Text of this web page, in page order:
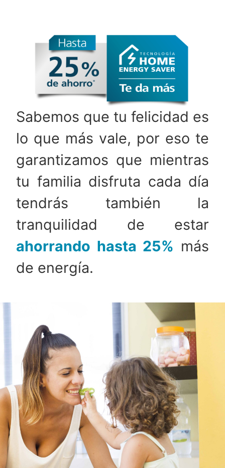
Sabemos que tu felicidad es
lo que más vale, por eso te
garantizamos que mientras
tu familia disfruta cada día
tendrás también la
tranquilidad de estar
ahorrando hasta 25% más
de energía.